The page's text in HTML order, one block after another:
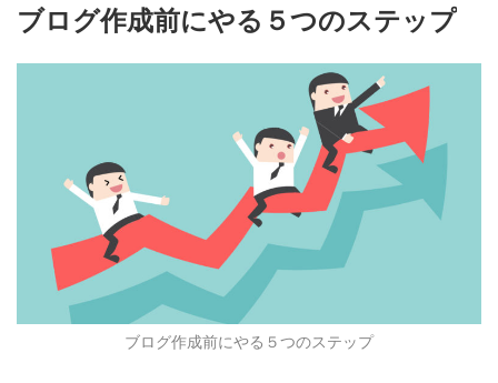
ブログ作成前にやる５つのステップ
ブログ作成前にやる５つのステップ